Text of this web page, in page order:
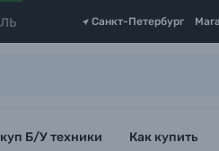
Санкт-Петербург
Б/У техники Как купить